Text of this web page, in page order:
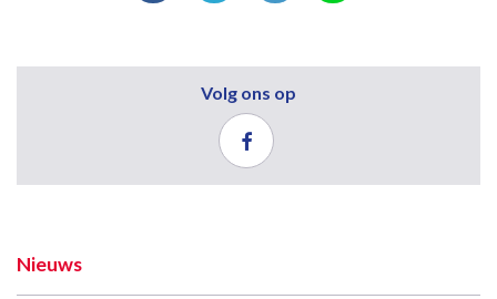
Volg ons op
Nieuws